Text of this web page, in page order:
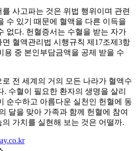
사고파는 것은 위법 행위이며 관련
수 있기 때문에 혈액을 다른 이득을
없다. 헌혈증서는 수혈을 받는 자가
혈액관리법 시행규칙 제17조제3항
용 중 본인부담금액을 공제 받을 수
전 세계의 거의 모든 나라가 혈액수
. 수혈이 필요한 환자의 생명을 살리
순수하고 아름다운 실천인 헌혈에 동
달을 맞아 가족과 함께 헌혈에 참여
가치를 실현해 보는 것은 어떨까.